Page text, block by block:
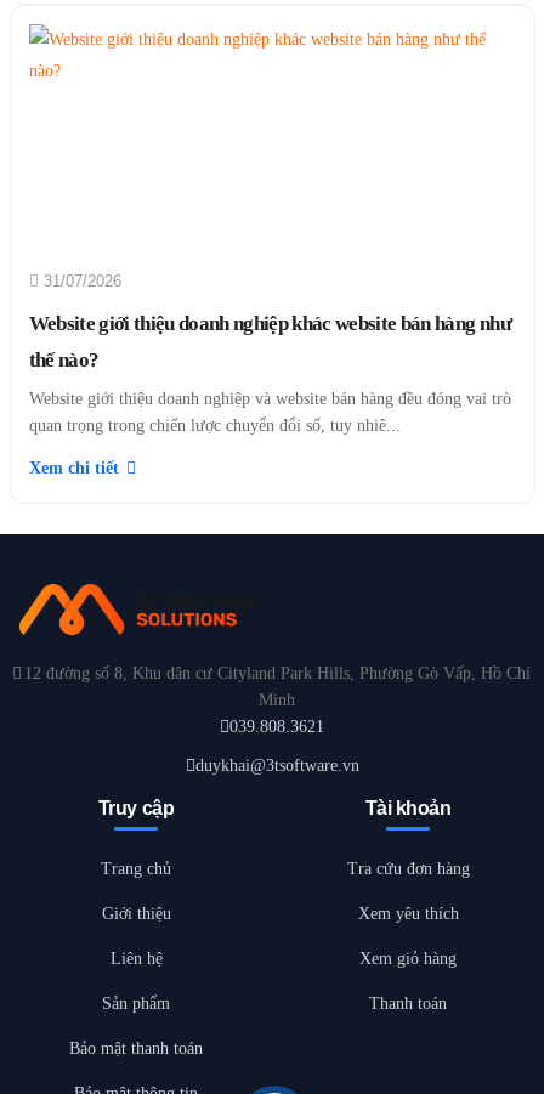
31/07/2026
Website giới thiệu doanh nghiệp khác website bán hàng như
thế nào?
Website giới thiệu doanh nghiệp và website bán hàng đều đóng vai trò
quan trọng trong chiến lược chuyển đổi số, tuy nhiê...
Xem chi tiết
12 đường số 8, Khu dân cư Cityland Park Hills, Phường Gò Vấp, Hồ Chí
Minh
039.808.3621
duykhai@3tsoftware.vn
Truy cập
Trang chủ
Giới thiệu
Liên hệ
Sản phẩm
Bảo mật thanh toán
Tài khoản
Tra cứu đơn hàng
Xem yêu thích
Xem giỏ hàng
Thanh toán